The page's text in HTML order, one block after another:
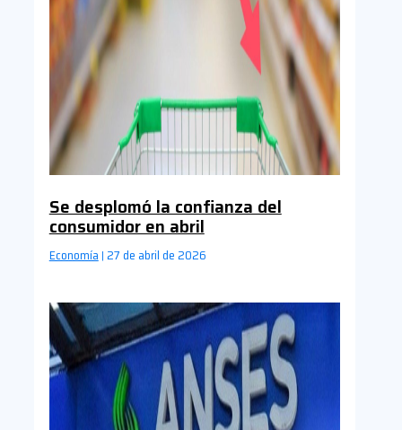
Se desplomó la confianza del
consumidor en abril
Economía | 27 de abril de 2026